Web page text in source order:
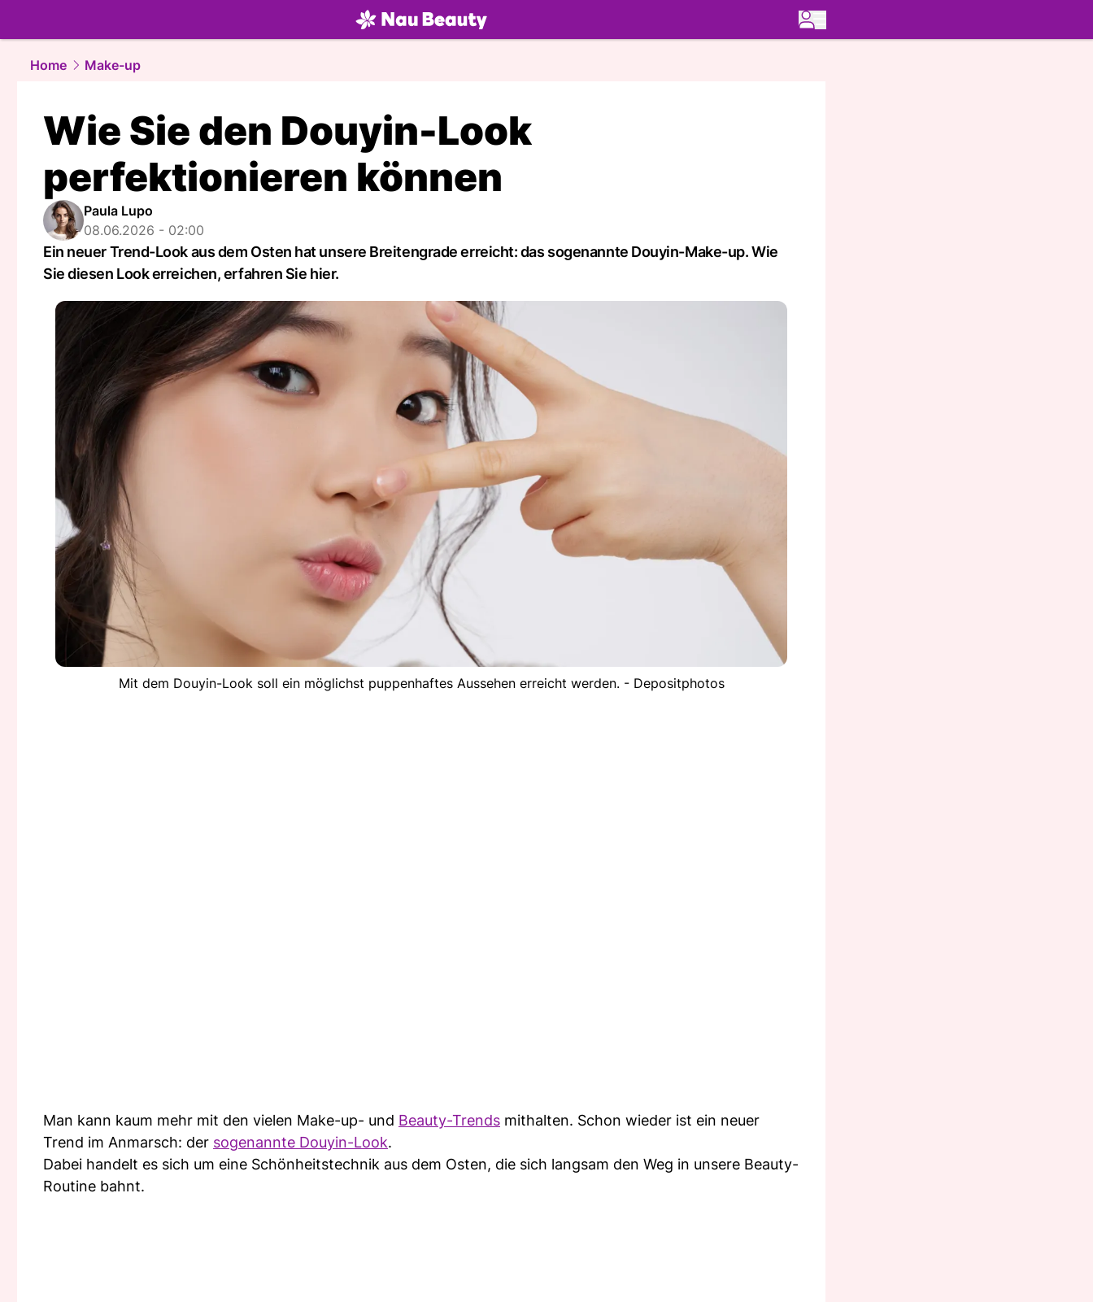
beauty.NAU.ch
Home
Make-up
Wie Sie den Douyin-Look
perfektionieren können
Paula Lupo
08.06.2026 - 02:00
Ein neuer Trend-Look aus dem Osten hat unsere Breitengrade erreicht: das sogenannte Douyin-Make-up. Wie
Sie diesen Look erreichen, erfahren Sie hier.
Mit dem Douyin-Look soll ein möglichst puppenhaftes Aussehen erreicht werden. - Depositphotos
Man kann kaum mehr mit den vielen Make-up- und Beauty-Trends mithalten. Schon wieder ist ein neuer
Trend im Anmarsch: der sogenannte Douyin-Look.
Dabei handelt es sich um eine Schönheitstechnik aus dem Osten, die sich langsam den Weg in unsere Beauty-
Routine bahnt.